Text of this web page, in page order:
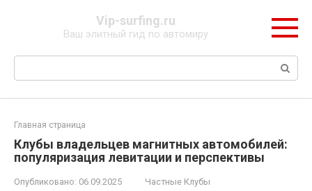
Vip-surfing.ru
Ваш элитный гид по автомиру
Поиск:
Главная страница
Клубы владельцев магнитных автомобилей:
популяризация левитации и перспективы
Опубликовано: 06.09.2025 Частные Клубы